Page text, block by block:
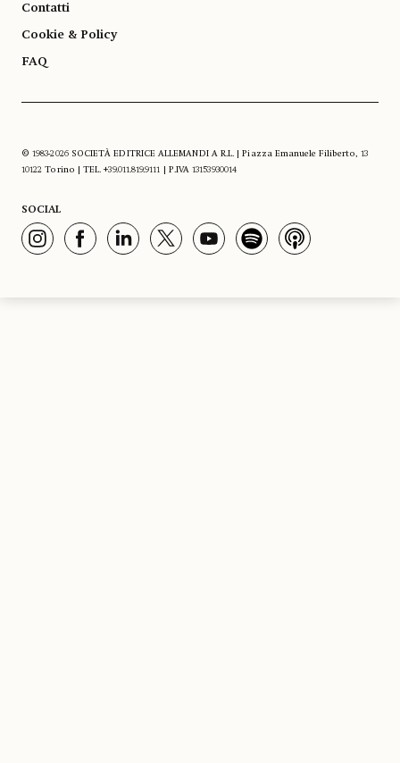
Contatti
Cookie & Policy
FAQ
© 1983-2026 SOCIETÀ EDITRICE ALLEMANDI A R.L. | Piazza Emanuele Filiberto, 13
10122 Torino | TEL. +39.011.819.9111 | P.IVA 13153930014
SOCIAL